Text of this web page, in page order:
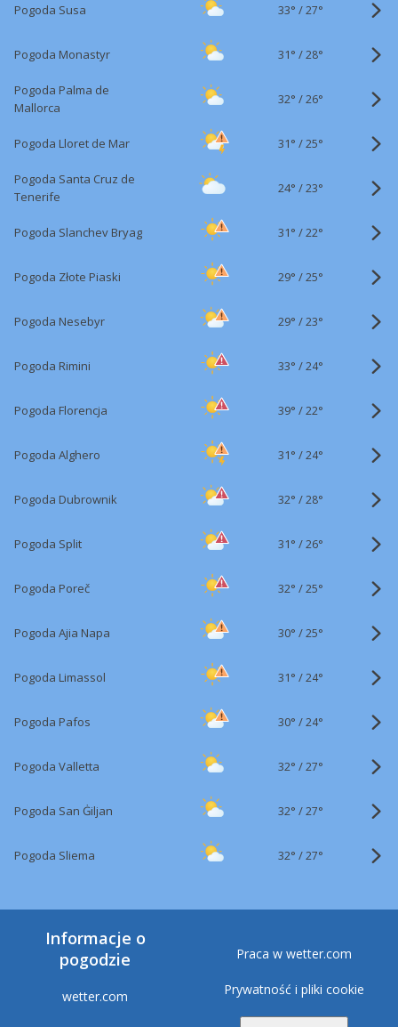
Pogoda Susa 33° /27°
Pogoda Monastyr 31° /28°
Pogoda Palma de
Mallorca
32° /26°
Pogoda Lloret de Mar 31° /25°
Pogoda Santa Cruz de
Tenerife
24° /23°
Pogoda Slanchev Bryag 31° /22°
Pogoda Złote Piaski 29° /25°
Pogoda Nesebyr 29° /23°
Pogoda Rimini 33° /24°
Pogoda Florencja 39° /22°
Pogoda Alghero 31° /24°
Pogoda Dubrownik 32° /28°
Pogoda Split 31° /26°
Pogoda Poreč 32° /25°
Pogoda Ajia Napa 30° /25°
Pogoda Limassol 31° /24°
Pogoda Pafos 30° /24°
Pogoda Valletta 32° /27°
Pogoda San Ġiljan 32° /27°
Pogoda Sliema 32° /27°
Informacje o
pogodzie
wetter.com
Praca w wetter.com
Prywatność i pliki cookie